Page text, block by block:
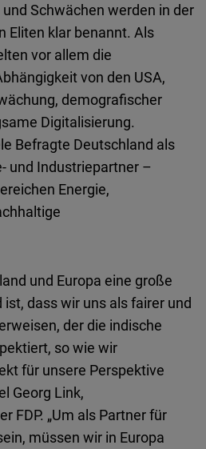
Schwächen werden in der
Eliten klar benannt. Als
vor allem die
von den USA,
demografischer
Digitalisierung.
Befragte Deutschland als
und Industriepartner –
Energie,
und Europa eine große
dass wir uns als fairer und
der die indische
so wie wir
für unsere Perspektive
Georg Link,
FDP. „Um als Partner für
müssen wir in Europa